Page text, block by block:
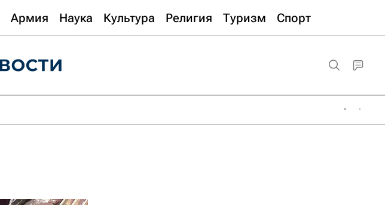
Армия Наука Культура Религия Туризм Спорт